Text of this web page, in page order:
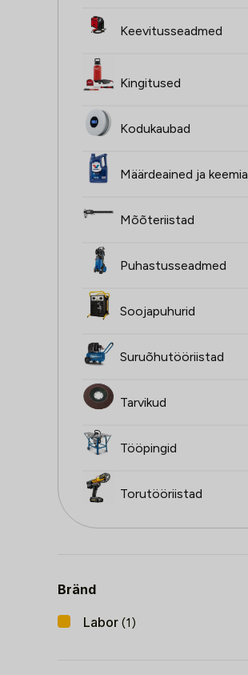
Keevitusseadmed
Kingitused
Kodukaubad
Määrdeained ja keemia
Mõõteriistad
Puhastusseadmed
Soojapuhurid
Suruõhutööriistad
Tarvikud
Tööpingid
Torutööriistad
Bränd
Labor (1)